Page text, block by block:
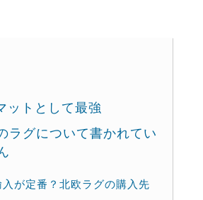
ットとして最強
ラグについて書かれてい
が定番？北欧ラグの購入先